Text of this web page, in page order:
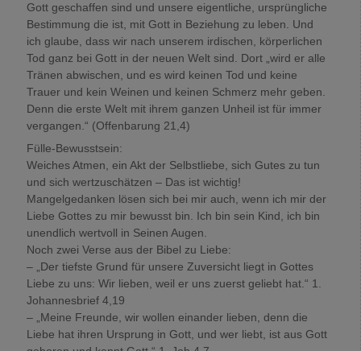
Gott geschaffen sind und unsere eigentliche, ursprüngliche
Bestimmung die ist, mit Gott in Beziehung zu leben. Und
ich glaube, dass wir nach unserem irdischen, körperlichen
Tod ganz bei Gott in der neuen Welt sind. Dort „wird er alle
Tränen abwischen, und es wird keinen Tod und keine
Trauer und kein Weinen und keinen Schmerz mehr geben.
Denn die erste Welt mit ihrem ganzen Unheil ist für immer
vergangen.“ (Offenbarung 21,4)
Fülle-Bewusstsein:
Weiches Atmen, ein Akt der Selbstliebe, sich Gutes zu tun
und sich wertzuschätzen – Das ist wichtig!
Mangelgedanken lösen sich bei mir auch, wenn ich mir der
Liebe Gottes zu mir bewusst bin. Ich bin sein Kind, ich bin
unendlich wertvoll in Seinen Augen.
Noch zwei Verse aus der Bibel zu Liebe:
– „Der tiefste Grund für unsere Zuversicht liegt in Gottes
Liebe zu uns: Wir lieben, weil er uns zuerst geliebt hat.“ 1.
Johannesbrief 4,19
– „Meine Freunde, wir wollen einander lieben, denn die
Liebe hat ihren Ursprung in Gott, und wer liebt, ist aus Gott